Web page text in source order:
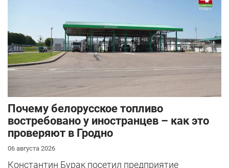
Почему белорусское топливо
востребовано у иностранцев – как это
проверяют в Гродно
06 августа 2026
Константин Бурак посетил предприятие